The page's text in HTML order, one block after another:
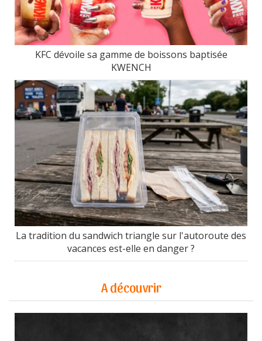
KFC dévoile sa gamme de boissons baptisée
KWENCH
La tradition du sandwich triangle sur l'autoroute des
vacances est-elle en danger ?
A découvrir